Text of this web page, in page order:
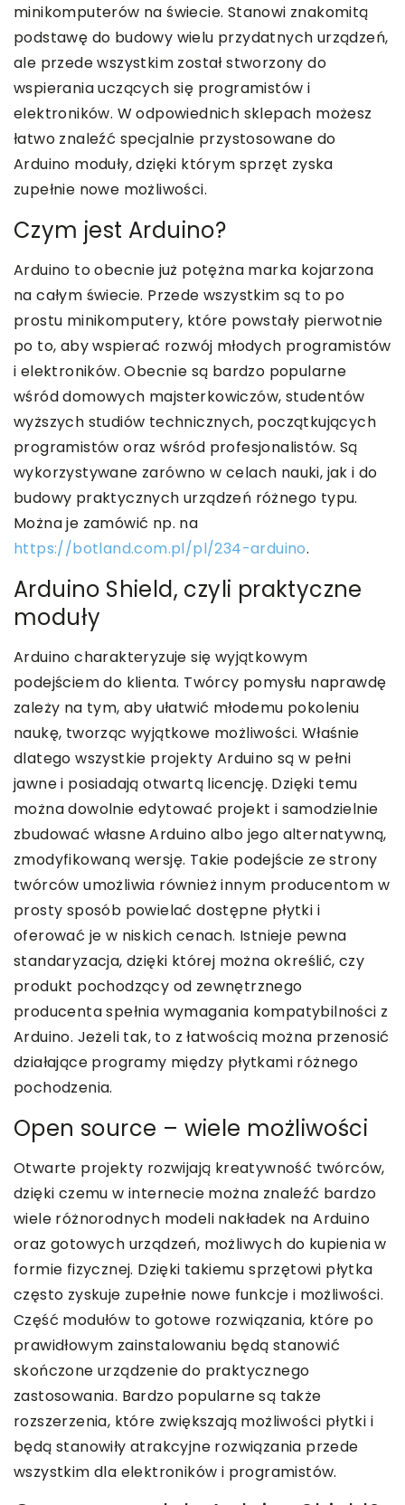
minikomputerów na świecie. Stanowi znakomitą
podstawę do budowy wielu przydatnych urządzeń,
ale przede wszystkim został stworzony do
wspierania uczących się programistów i
elektroników. W odpowiednich sklepach możesz
łatwo znaleźć specjalnie przystosowane do
Arduino moduły, dzięki którym sprzęt zyska
zupełnie nowe możliwości.
Czym jest Arduino?
Arduino to obecnie już potężna marka kojarzona
na całym świecie. Przede wszystkim są to po
prostu minikomputery, które powstały pierwotnie
po to, aby wspierać rozwój młodych programistów
i elektroników. Obecnie są bardzo popularne
wśród domowych majsterkowiczów, studentów
wyższych studiów technicznych, początkujących
programistów oraz wśród profesjonalistów. Są
wykorzystywane zarówno w celach nauki, jak i do
budowy praktycznych urządzeń różnego typu.
Można je zamówić np. na
https://botland.com.pl/pl/234-arduino.
Arduino Shield, czyli praktyczne
moduły
Arduino charakteryzuje się wyjątkowym
podejściem do klienta. Twórcy pomysłu naprawdę
zależy na tym, aby ułatwić młodemu pokoleniu
naukę, tworząc wyjątkowe możliwości. Właśnie
dlatego wszystkie projekty Arduino są w pełni
jawne i posiadają otwartą licencję. Dzięki temu
można dowolnie edytować projekt i samodzielnie
zbudować własne Arduino albo jego alternatywną,
zmodyfikowaną wersję. Takie podejście ze strony
twórców umożliwia również innym producentom w
prosty sposób powielać dostępne płytki i
oferować je w niskich cenach. Istnieje pewna
standaryzacja, dzięki której można określić, czy
produkt pochodzący od zewnętrznego
producenta spełnia wymagania kompatybilności z
Arduino. Jeżeli tak, to z łatwością można przenosić
działające programy między płytkami różnego
pochodzenia.
Open source – wiele możliwości
Otwarte projekty rozwijają kreatywność twórców,
dzięki czemu w internecie można znaleźć bardzo
wiele różnorodnych modeli nakładek na Arduino
oraz gotowych urządzeń, możliwych do kupienia w
formie fizycznej. Dzięki takiemu sprzętowi płytka
często zyskuje zupełnie nowe funkcje i możliwości.
Część modułów to gotowe rozwiązania, które po
prawidłowym zainstalowaniu będą stanowić
skończone urządzenie do praktycznego
zastosowania. Bardzo popularne są także
rozszerzenia, które zwiększają możliwości płytki i
będą stanowiły atrakcyjne rozwiązania przede
wszystkim dla elektroników i programistów.